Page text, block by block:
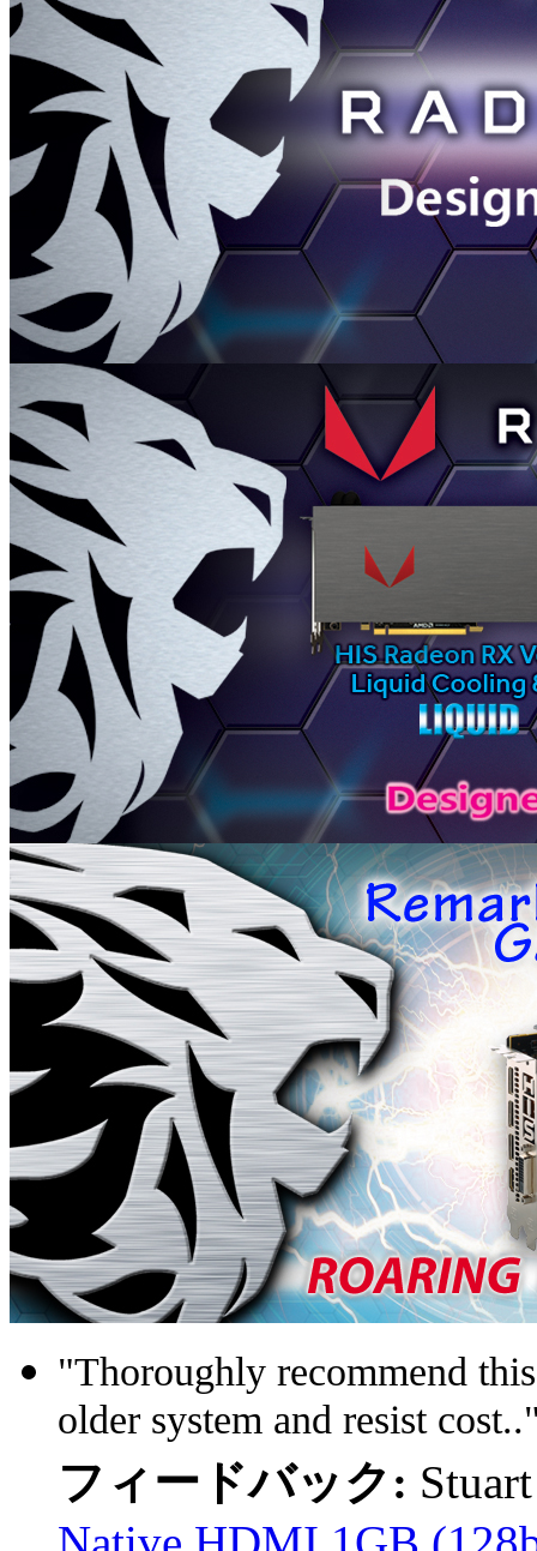
"Thoroughly recommend
older system and resist
フィードバック: